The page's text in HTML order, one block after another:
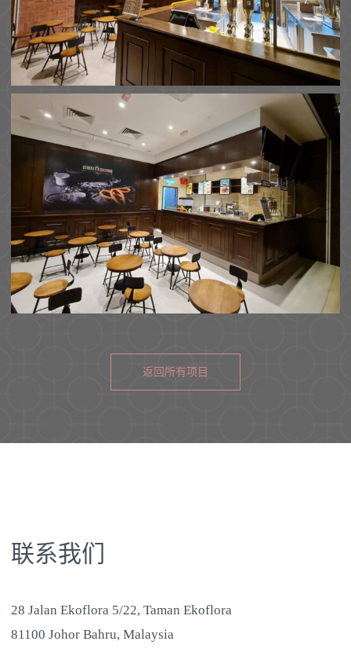
返回所有项目
联系我们
28 Jalan Ekoflora 5/22, Taman Ekoflora
81100 Johor Bahru, Malaysia